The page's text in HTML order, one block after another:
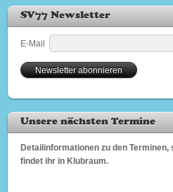
SV77 Newsletter
E-Mail
Unsere nächsten Termine
Detailinformationen zu den Terminen,
findet ihr in Klubraum.